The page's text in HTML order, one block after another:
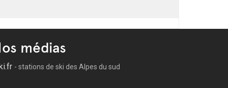
médias
- stations de ski des Alpes du sud